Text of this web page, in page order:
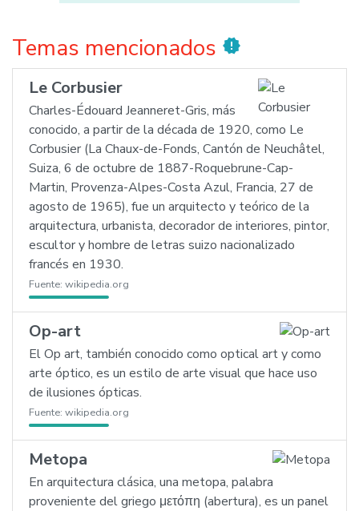
Temas mencionados new_releases
Le Corbusier
Charles-Édouard Jeanneret-Gris, más
conocido, a partir de la década de 1920, como Le
Corbusier (La Chaux-de-Fonds, Cantón de Neuchâtel,
Suiza, 6 de octubre de 1887-Roquebrune-Cap-
Martin, Provenza-Alpes-Costa Azul, Francia, 27 de
agosto de 1965), fue un arquitecto y teórico de la
arquitectura, urbanista, decorador de interiores, pintor,
escultor y hombre de letras suizo nacionalizado
francés en 1930.
Fuente: wikipedia.org
Op-art
El Op art, también conocido como optical art y como
arte óptico, es un estilo de arte visual que hace uso
de ilusiones ópticas.
Fuente: wikipedia.org
Metopa
En arquitectura clásica, una metopa, palabra
proveniente del griego μετόπη (abertura), es un panel